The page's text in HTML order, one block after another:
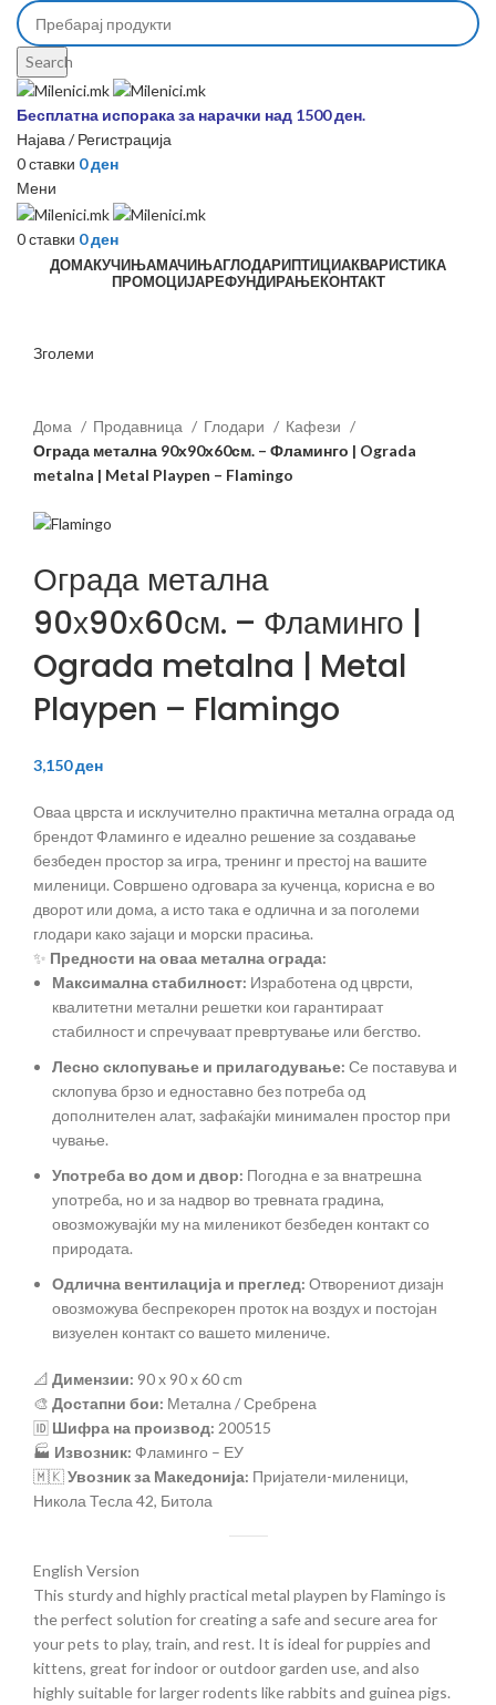
Search
Бесплатна испорака за нарачки над 1500 ден.
Најава / Регистрација
0ставки 0ден
Мени
0ставки 0ден
ДОМАКУЧИЊАМАЧИЊАГЛОДАРИПТИЦИАКВАРИСТИКА
ПРОМОЦИЈАРЕФУНДИРАЊЕКОНТАКТ
Зголеми
Дома Продавница Глодари
Кафези
Ограда метална 90х90х60см. – Фламинго | Ograda
metalna | Metal Playpen – Flamingo
Ограда метална
90х90х60см. – Фламинго |
Ograda metalna | Metal
Playpen – Flamingo
3,150ден
Оваа цврста и исклучително практична метална ограда од
брендот Фламинго е идеално решение за создавање
безбеден простор за игра, тренинг и престој на вашите
миленици. Совршено одговара за кученца, корисна е во
дворот или дома, а исто така е одлична и за поголеми
глодари како зајаци и морски прасиња.
✨ Предности на оваа метална ограда:
Максимална стабилност: Изработена од цврсти,
квалитетни метални решетки кои гарантираат
стабилност и спречуваат превртување или бегство.
Лесно склопување и прилагодување: Се поставува и
склопува брзо и едноставно без потреба од
дополнителен алат, зафаќајќи минимален простор при
чување.
Употреба во дом и двор: Погодна е за внатрешна
употреба, но и за надвор во тревната градина,
овозможувајќи му на миленикот безбеден контакт со
природата.
Одлична вентилација и преглед: Отворениот дизајн
овозможува беспрекорен проток на воздух и постојан
визуелен контакт со вашето милениче.
📐 Димензии: 90 x 90 x 60 cm
🎨 Достапни бои: Метална / Сребрена
🆔 Шифра на производ: 200515
🏭 Извозник: Фламинго – ЕУ
🇲🇰Увозник за Македонија: Пријатели-миленици,
Никола Тесла 42, Битола
English Version
This sturdy and highly practical metal playpen by Flamingo is
the perfect solution for creating a safe and secure area for
your pets to play, train, and rest. It is ideal for puppies and
kittens, great for indoor or outdoor garden use, and also
highly suitable for larger rodents like rabbits and guinea pigs.